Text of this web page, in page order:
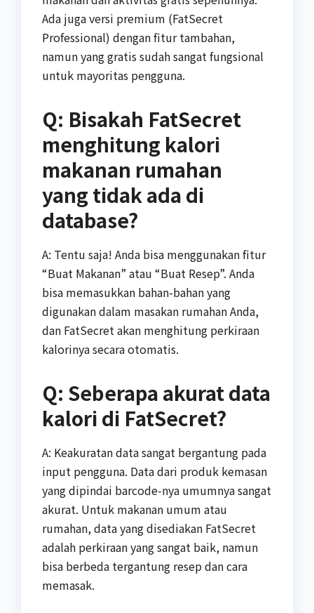
Ada juga versi premium (FatSecret
Professional) dengan fitur tambahan,
namun yang gratis sudah sangat fungsional
untuk mayoritas pengguna.
Q: Bisakah FatSecret
menghitung kalori
makanan rumahan
yang tidak ada di
database?
A: Tentu saja! Anda bisa menggunakan fitur
“Buat Makanan” atau “Buat Resep”. Anda
bisa memasukkan bahan-bahan yang
digunakan dalam masakan rumahan Anda,
dan FatSecret akan menghitung perkiraan
kalorinya secara otomatis.
Q: Seberapa akurat data
kalori di FatSecret?
A: Keakuratan data sangat bergantung pada
input pengguna. Data dari produk kemasan
yang dipindai barcode-nya umumnya sangat
akurat. Untuk makanan umum atau
rumahan, data yang disediakan FatSecret
adalah perkiraan yang sangat baik, namun
bisa berbeda tergantung resep dan cara
memasak.